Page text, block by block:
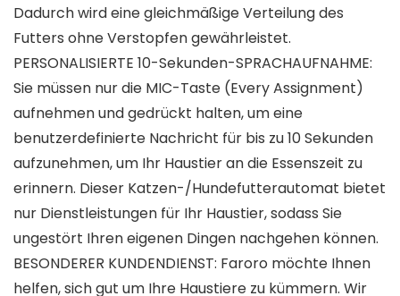
Dadurch wird eine gleichmäßige Verteilung des
Futters ohne Verstopfen gewährleistet.
PERSONALISIERTE 10-Sekunden-SPRACHAUFNAHME:
Sie müssen nur die MIC-Taste (Every Assignment)
aufnehmen und gedrückt halten, um eine
benutzerdefinierte Nachricht für bis zu 10 Sekunden
aufzunehmen, um Ihr Haustier an die Essenszeit zu
erinnern. Dieser Katzen-/Hundefutterautomat bietet
nur Dienstleistungen für Ihr Haustier, sodass Sie
ungestört Ihren eigenen Dingen nachgehen können.
BESONDERER KUNDENDIENST: Faroro möchte Ihnen
helfen, sich gut um Ihre Haustiere zu kümmern. Wir